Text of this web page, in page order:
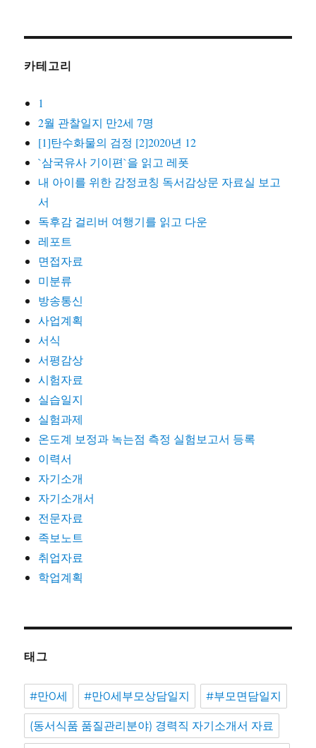
카테고리
1
2월 관찰일지 만2세 7명
[1]탄수화물의 검정 [2]2020년 12
`삼국유사 기이편`을 읽고 레폿
내 아이를 위한 감정코칭 독서감상문 자료실 보고
서
독후감 걸리버 여행기를 읽고 다운
레포트
면접자료
미분류
방송통신
사업계획
서식
서평감상
시험자료
실습일지
실험과제
온도계 보정과 녹는점 측정 실험보고서 등록
이력서
자기소개
자기소개서
전문자료
족보노트
취업자료
학업계획
태그
#만0세 #만0세부모상담일지 #부모면담일지
(동서식품 품질관리분야) 경력직 자기소개서 자료